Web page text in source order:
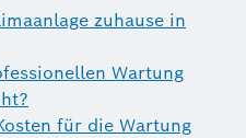
zuhause in
Wartung
für die Wartung